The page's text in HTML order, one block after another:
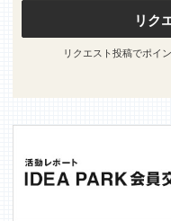
リク
リクエスト投稿でポイ